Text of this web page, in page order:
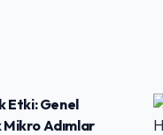
Etki: Genel
Mikro Adımlar